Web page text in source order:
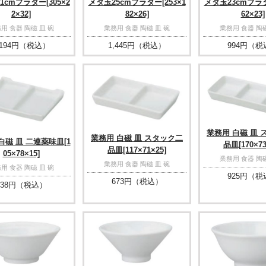
プラター[305×2
2×32]
食器 陶磁 皿 碗
円（税込）
メタ玉25cmプラター[253×1
82×26]
業務用 食器 陶磁 皿 碗
1,445円（税込）
メタ玉23cmプラ
62×23]
業務用 食器 陶
994円（税
磁 皿 二連薬味皿[1
05×78×15]
用 食器 陶磁 皿 碗
円（税込）
業務用 白磁 皿 スタック二
品皿[117×71×25]
業務用 食器 陶磁 皿 碗
673円（税込）
業務用 白磁 皿
品皿
業務用 食器 陶
925円（税